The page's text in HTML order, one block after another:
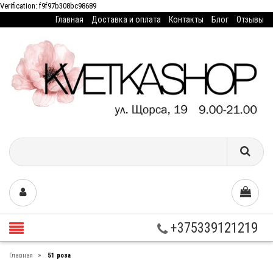
Verification: f9f97b308bc98689
Главная Доставка и оплата Контакты Блог Отзывы
+375339121219
Главная » 51 роза